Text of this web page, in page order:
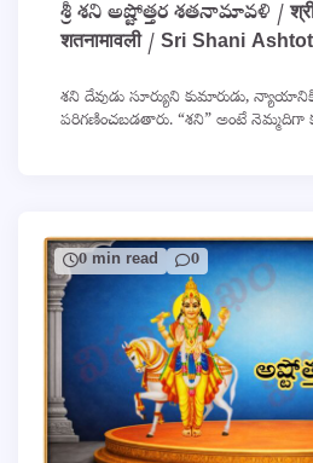
శ్రీ శని అష్టోత్తర శతనామావళి / श्री
शतनामावली / Sri Shani
శని దేవుడు సూర్యుని కుమారుడు,
పరిగణించబడతారు. “శని” అంటే నెమ్మదిగా
0 min read 0